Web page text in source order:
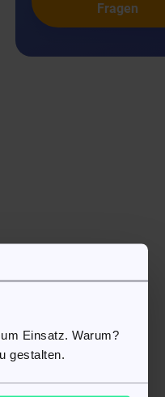
Einsatz. Warum?
gestalten.
Fragen